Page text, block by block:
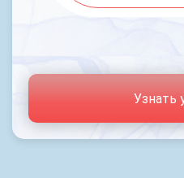
Узнать